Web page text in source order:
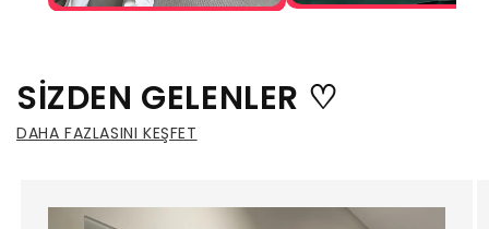
SİZDEN GELENLER ♡
DAHA FAZLASINI KEŞFET